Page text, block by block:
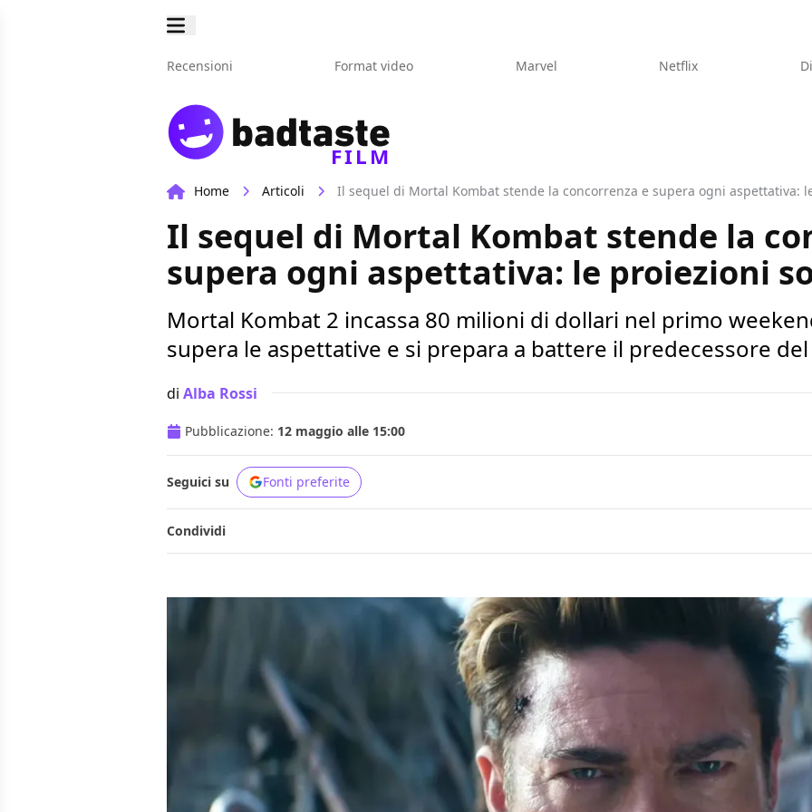
Recensioni Format video Marvel Netflix
FILM
Home Articoli Il sequel di Mortal Kombat stende la concorrenza e supera ogni aspettativa:
Il sequel di Mortal Kombat stende la
supera ogni aspettativa: le proiezioni
Mortal Kombat 2 incassa 80 milioni di dollari nel primo
supera le aspettative e si prepara a battere il predecessore
di Alba Rossi
Pubblicazione: 12 maggio alle 15:00
Seguici su Fonti preferite
Condividi